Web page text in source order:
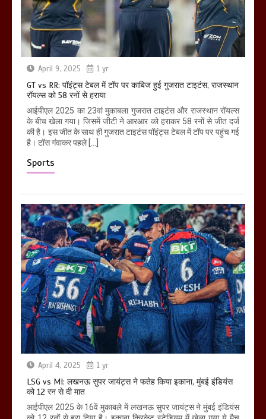
April 9, 2025 1 yr
GT vs RR: पॉइंट्स टेबल में टॉप पर काबिज हुई गुजरात टाइटंस, राजस्थान
रॉयल्स को 58 रनों से हराया
आईपीएल 2025 का 23वां मुकाबला गुजरात टाइटंस और राजस्थान रॉयल्स
के बीच खेला गया। जिसमें जीटी ने आरआर को हराकर 58 रनों से जीत दर्ज
की है। इस जीत के साथ ही गुजरात टाइटंस पॉइंट्स टेबल में टॉप पर पहुंच गई
है। टॉस गंवाकर पहले […]
Sports
April 4, 2025 1 yr
LSG vs MI: लखनऊ सुपर जायंट्स ने फतेह किया इकाना, मुंबई इंडियंस
को 12 रन से दी मात
आईपीएल 2025 के 16वें मुकाबले में लखनऊ सुपर जायंट्स ने मुंबई इंडियंस